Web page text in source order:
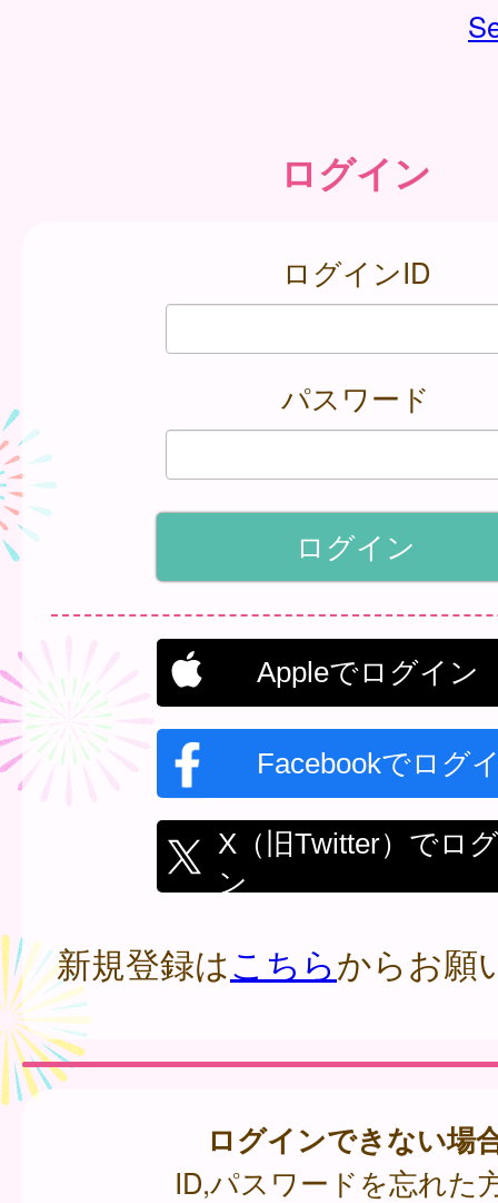
ログイン
ログインID
パスワード
Appleでログイン
Facebookでログ
X（旧Twitter）でロ
ン
新規登録はこちらからお願
ログインできない場
ID,パスワードを忘れた